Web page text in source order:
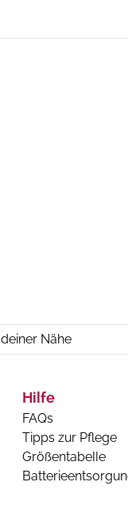
Nähe
Hilfe
FAQs
Tipps zur Pflege
Größentabelle